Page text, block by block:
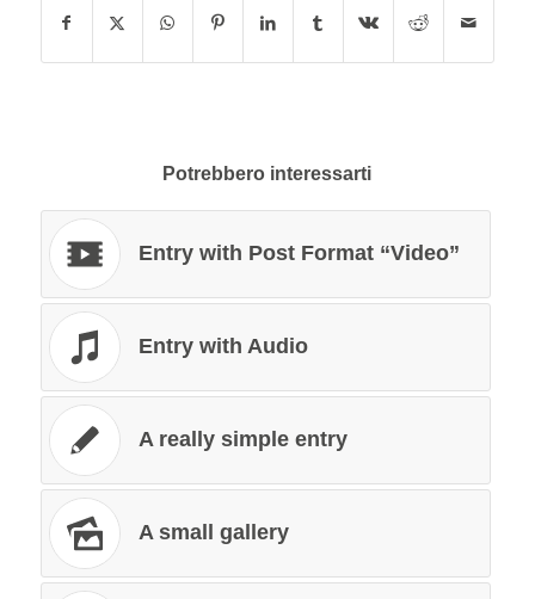
Potrebbero interessarti
Entry with Post Format “Video”
Entry with Audio
A really simple entry
A small gallery